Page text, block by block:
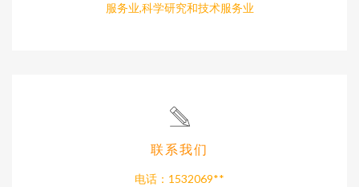
服务业,科学研究和技术服务业
联系我们
电话：1532069**